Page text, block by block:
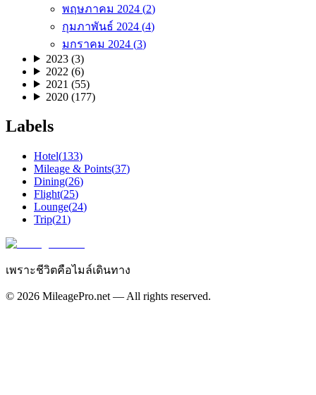
พฤษภาคม 2024 (2)
กุมภาพันธ์ 2024 (4)
มกราคม 2024 (3)
2023(3)
2022 (6)
2021 (55)
2020(177)
Labels
Hotel(133)
Mileage & Points(37)
Dining(26)
Flight(25)
Lounge(24)
Trip(21)
เพราะชีวิตคือไมล์เดินทาง
© 2026 MileagePro.net — All rights reserved.